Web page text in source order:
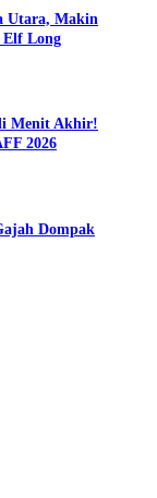
Utara, Makin
Elf Long
Menit Akhir!
2026
Dompak